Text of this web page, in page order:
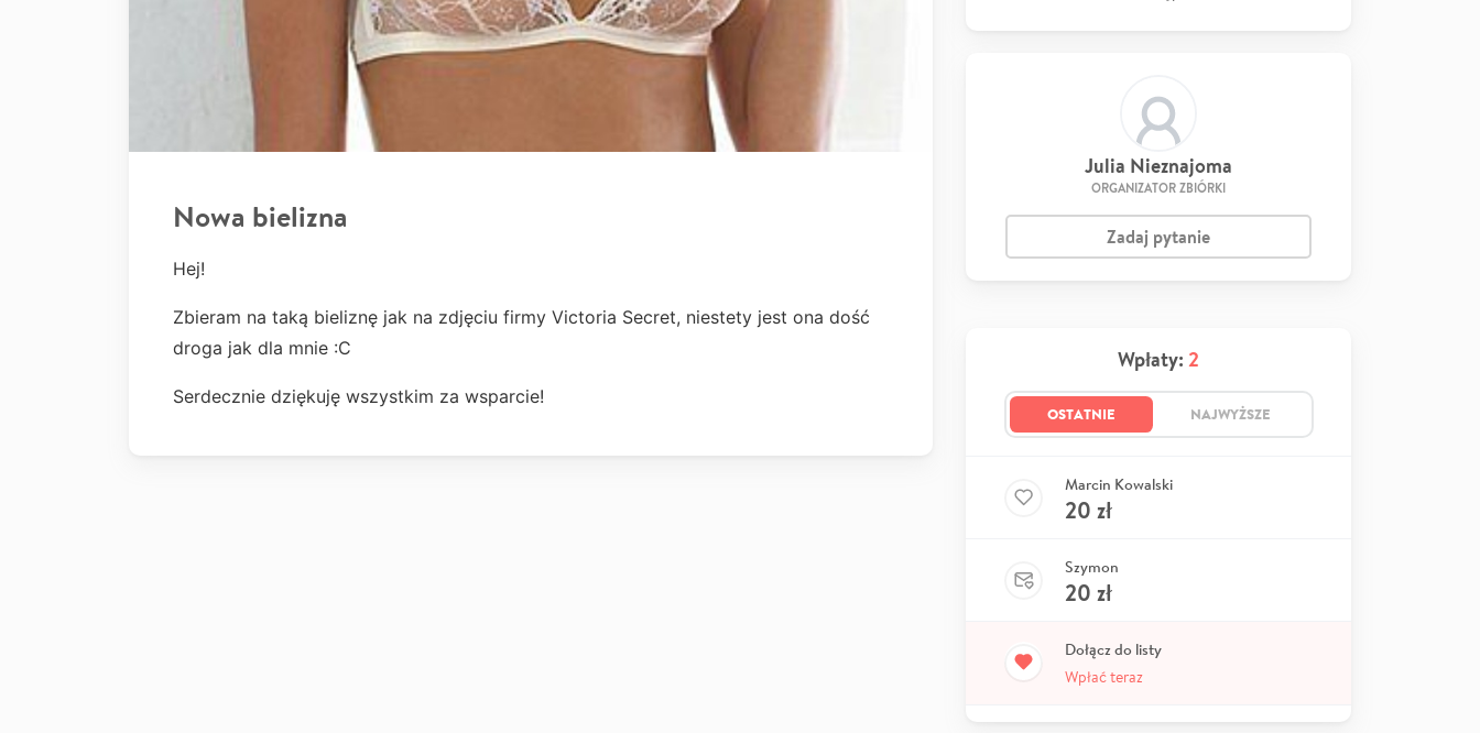
Nowa bielizna
Hej!
Zbieram na taką bieliznę jak na zdjęciu firmy Victoria Secret, niestety jest ona dość
droga jak dla mnie :C
Serdecznie dziękuję wszystkim za wsparcie!
Julia Nieznajoma
ORGANIZATOR ZBIÓRKI
Zadaj pytanie
Wpłaty: 2
OSTATNIE NAJWYŻSZE
Marcin Kowalski
20 zł
Szymon
20 zł
Dołącz do listy
Wpłać teraz